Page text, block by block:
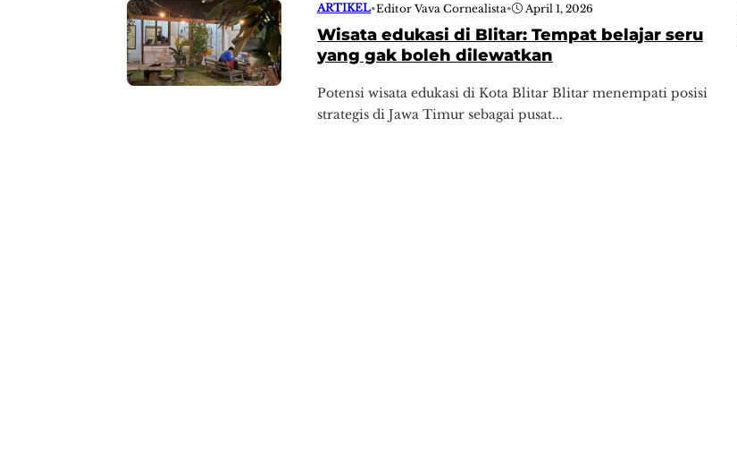
ARTIKEL•Editor Vava Cornealista• April 1, 2026
Wisata edukasi di Blitar: Tempat belajar seru
yang gak boleh dilewatkan
Potensi wisata edukasi di Kota Blitar Blitar menempati posisi
strategis di Jawa Timur sebagai pusat...